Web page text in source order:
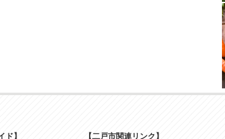
ド】
【二戸市関連リンク】